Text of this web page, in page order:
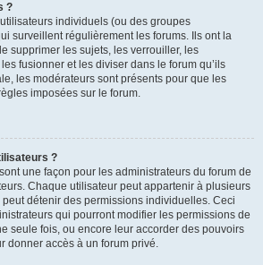
?
individuels (ou des groupes
surveillent régulièrement les forums. Ils ont la
supprimer les sujets, les verrouiller, les
fusionner et les diviser dans le forum qu’ils
les modérateurs sont présents pour que les
imposées sur le forum.
?
une façon pour les administrateurs du forum de
Chaque utilisateur peut appartenir à plusieurs
détenir des permissions individuelles. Ceci
qui pourront modifier les permissions de
seule fois, ou encore leur accorder des pouvoirs
donner accès à un forum privé.